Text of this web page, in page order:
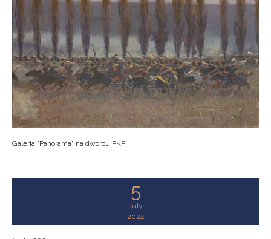
Galeria "Panorama" na dworcu PKP
5
July
2024